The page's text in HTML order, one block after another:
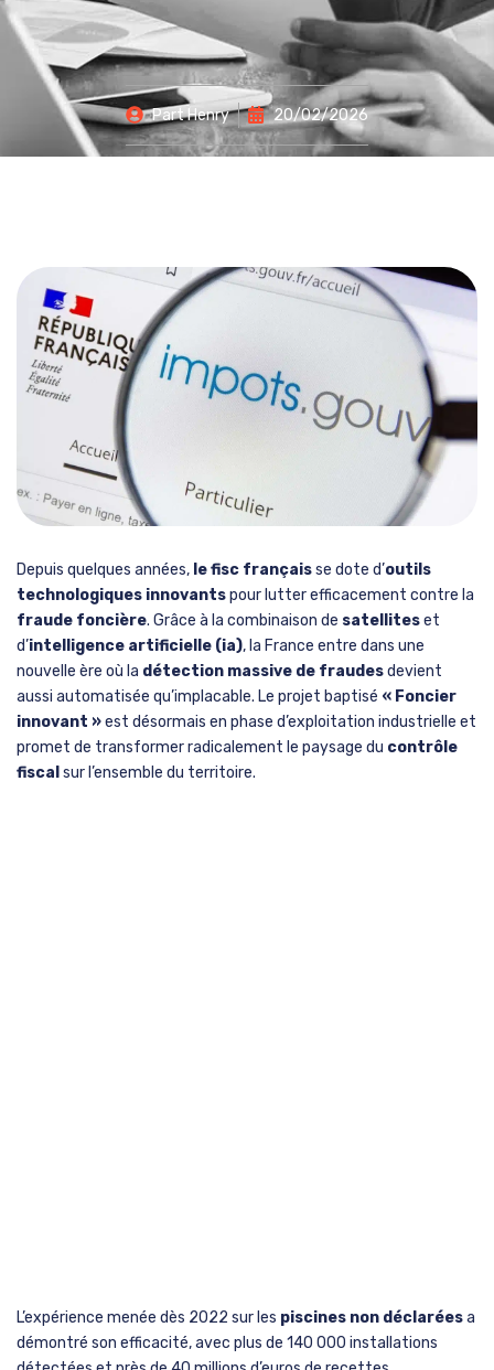
PartHenry 20/02/2026
Depuis quelques années, le fisc françaisse dote d’outils
technologiques innovantspour lutter efficacement contre la
fraude foncière. Grâce à la combinaison de satelliteset
d’intelligence artificielle (ia), la France entre dans une
nouvelle ère où la détection massive de fraudesdevient
aussi automatisée qu’implacable. Le projet baptisé « Foncier
innovant »est désormais en phase d’exploitation industrielle et
promet de transformer radicalement le paysage du contrôle
fiscal sur l’ensemble du territoire.
L’expérience menée dès 2022 sur les piscines non déclaréesa
démontré son efficacité, avec plus de 140 000 installations